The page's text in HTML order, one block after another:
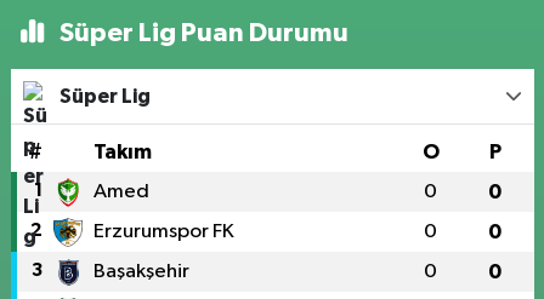
Süper Lig Puan Durumu
Süper Lig
# Takım O P
1 Amed 0 0
2 Erzurumspor FK 0 0
3 Başakşehir 0 0